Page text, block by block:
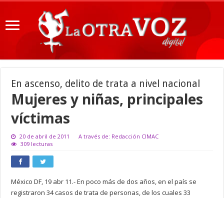
En ascenso, delito de trata a nivel nacional
Mujeres y niñas, principales
víctimas
20 de abril de 2011
A través de: Redacción CIMAC
309 lecturas
México DF, 19 abr 11.- En poco más de dos años, en el país se
registraron 34 casos de trata de personas, de los cuales 33